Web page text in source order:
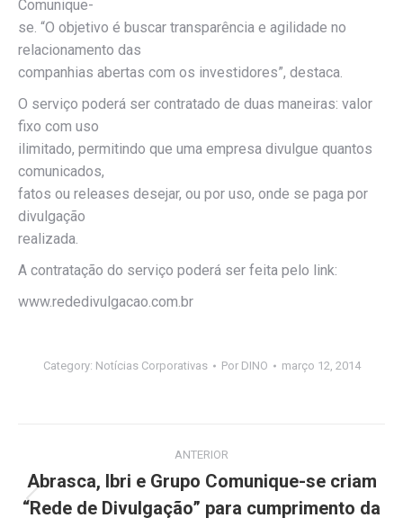
Comunique-
se. “O objetivo é buscar transparência e agilidade no
relacionamento das
companhias abertas com os investidores”, destaca.
O serviço poderá ser contratado de duas maneiras: valor
fixo com uso
ilimitado, permitindo que uma empresa divulgue quantos
comunicados,
fatos ou releases desejar, ou por uso, onde se paga por
divulgação
realizada.
A contratação do serviço poderá ser feita pelo link:
www.rededivulgacao.com.br
Category: Notícias Corporativas Por DINO março 12, 2014
de
ANTERIOR
Post
Abrasca, Ibri e Grupo Comunique-se criam
“Rede de Divulgação” para cumprimento da